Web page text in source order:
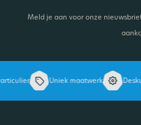
Meld je aan voor onze
Uniek maatwerk